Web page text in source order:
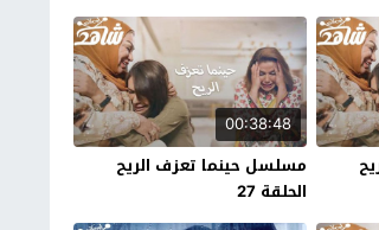
00:38:48
مسلسل حينما تعزف الريح
الحلقة 27